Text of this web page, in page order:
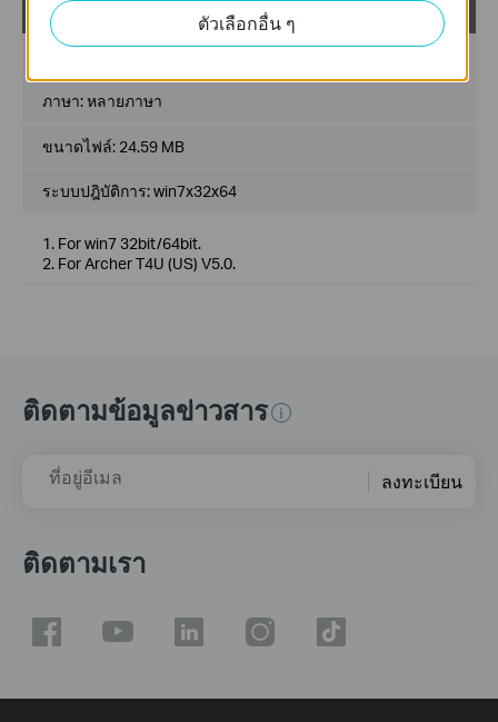
Archer T4U(US)_V5_1030.44_Win7
ภาษา:หลายภาษา
ขนาดไฟล์: 24.59 MB
ระบบปฎิบัติการ: win7x32x64
1. For win7 32bit/64bit.
2. For Archer T4U (US) V5.0.
ติดตามข้อมูลข่าวสาร
ที่อยู่อีเมล ลงทะเบียน
ติดตามเรา
ตัวเลือกอื่น ๆ